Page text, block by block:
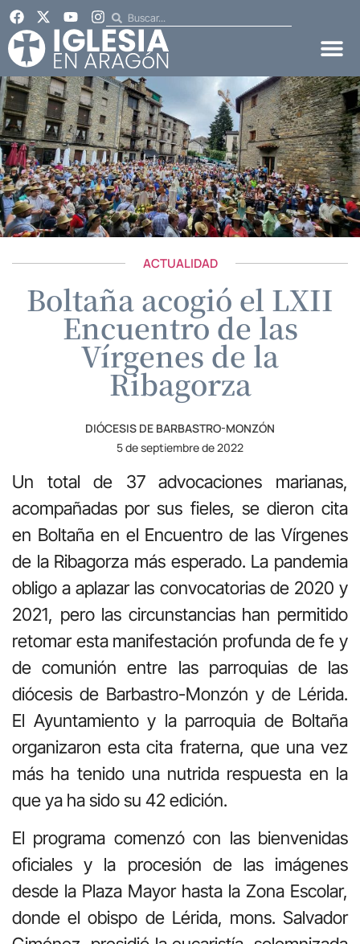
ACTUALIDAD
Boltaña acogió el LXII
Encuentro de las
Vírgenes de la
Ribagorza
DIÓCESIS DE BARBASTRO-MONZÓN
5 de septiembre de 2022
Un total de 37 advocaciones marianas,
acompañadas por sus fieles, se dieron cita
en Boltaña en el Encuentro de las Vírgenes
de la Ribagorza más esperado. La pandemia
obligo a aplazar las convocatorias de 2020 y
2021, pero las circunstancias han permitido
retomar esta manifestación profunda de fe y
de comunión entre las parroquias de las
diócesis de Barbastro-Monzón y de Lérida.
El Ayuntamiento y la parroquia de Boltaña
organizaron esta cita fraterna, que una vez
más ha tenido una nutrida respuesta en la
que ya ha sido su 42 edición.
El programa comenzó con las bienvenidas
oficiales y la procesión de las imágenes
desde la Plaza Mayor hasta la Zona Escolar,
donde el obispo de Lérida, mons. Salvador